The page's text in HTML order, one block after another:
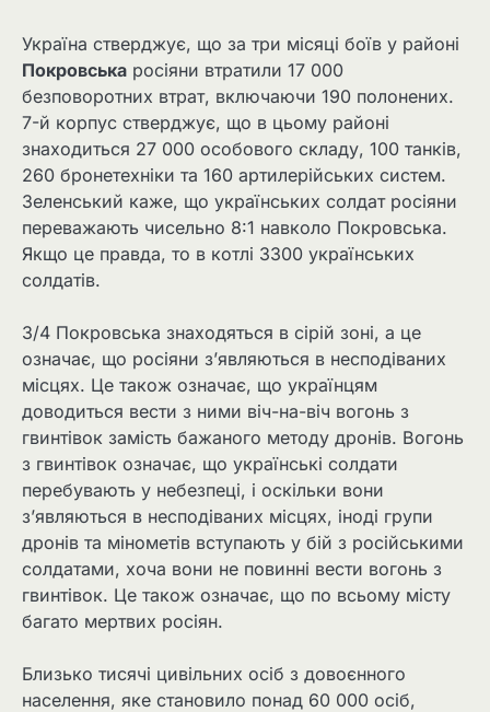
Україна стверджує, що за три місяці боїв у районі
Покровська росіяни втратили 17 000
безповоротних втрат, включаючи 190 полонених.
7-й корпус стверджує, що в цьому районі
знаходиться 27 000 особового складу, 100 танків,
260 бронетехніки та 160 артилерійських систем.
Зеленський каже, що українських солдат росіяни
переважають чисельно 8:1 навколо Покровська.
Якщо це правда, то в котлі 3300 українських
солдатів.
3/4 Покровська знаходяться в сірій зоні, а це
означає, що росіяни з’являються в несподіваних
місцях. Це також означає, що українцям
доводиться вести з ними віч-на-віч вогонь з
гвинтівок замість бажаного методу дронів. Вогонь
з гвинтівок означає, що українські солдати
перебувають у небезпеці, і оскільки вони
з’являються в несподіваних місцях, іноді групи
дронів та мінометів вступають у бій з російськими
солдатами, хоча вони не повинні вести вогонь з
гвинтівок. Це також означає, що по всьому місту
багато мертвих росіян.
Близько тисячі цивільних осіб з довоєнного
населення, яке становило понад 60 000 осіб,